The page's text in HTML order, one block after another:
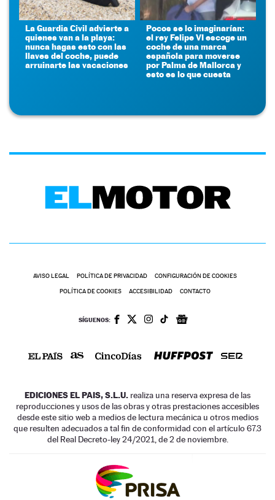
La Guardia Civil advierte a
quienes van a la playa:
nunca hagas esto con las
llaves del coche, puede
arruinarte las vacaciones
Pocos se lo imaginarían:
el rey Felipe VI escoge un
coche de una marca
española para moverse
por Palma de Mallorca y
esto es lo que cuesta
AVISO LEGAL POLÍTICA DE PRIVACIDAD CONFIGURACIÓN DE COOKIES
POLÍTICA DE COOKIES ACCESIBILIDAD CONTACTO
SÍGUENOS:
EDICIONES EL PAIS, S.L.U. realiza una reserva expresa de las
reproducciones y usos de las obras y otras prestaciones accesibles
desde este sitio web a medios de lectura mecánica u otros medios
que resulten adecuados a tal fin de conformidad con el artículo 67.3
del Real Decreto-ley 24/2021, de 2 de noviembre.